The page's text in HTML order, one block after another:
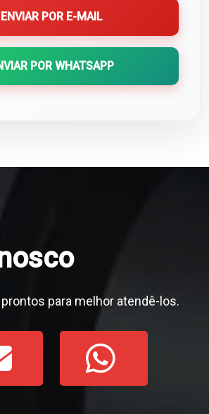
ENVIAR POR E-MAIL
POR WHATSAPP
para melhor atendê-los.